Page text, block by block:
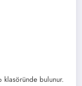
klasöründe bulunur.